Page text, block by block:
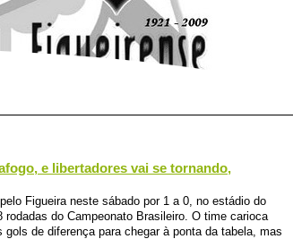
e libertadores vai se tornando,
Figueira neste sábado por 1 a 0, no estádio do
rodadas do Campeonato Brasileiro. O time carioca
gols de diferença para chegar à ponta da tabela, mas